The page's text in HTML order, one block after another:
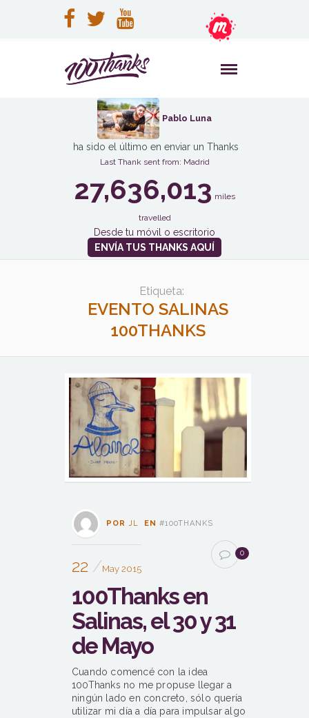
Pablo Luna
ha sido el último en enviar un Thanks
Last Thank sent from: Madrid
27,636,013 miles
travelled
Desde tu móvil o escritorio
ENVÍA TUS THANKS AQUÍ
Etiqueta:
EVENTO SALINAS
100THANKS
POR JL EN #100THANKS
22 May 2015
0
100Thanks en
Salinas, el 30 y 31
de Mayo
Cuando comencé con la idea
100Thanks no me propuse llegar a
ningún lado en concreto, sólo quería
utilizar mi día a día para impulsar algo